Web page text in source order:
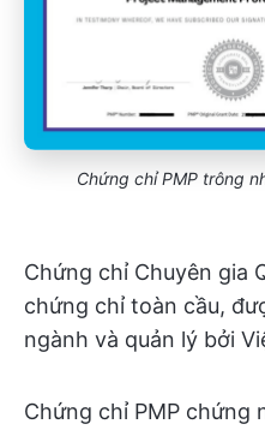
Chứng chỉ PMP trông
Chứng chỉ Chuyên gia
chứng chỉ toàn cầu,
ngành và quản lý bởi
Chứng chỉ PMP chứng